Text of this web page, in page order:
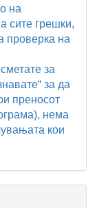
на
сите грешки,
проверка на
за
за да
преносот
нема
кои